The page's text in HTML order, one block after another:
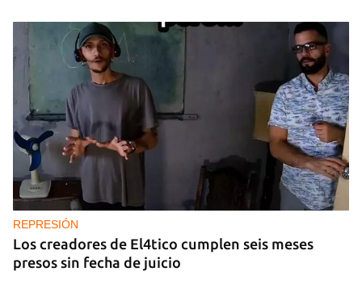
REPRESIÓN
Los creadores de El4tico cumplen seis meses
presos sin fecha de juicio